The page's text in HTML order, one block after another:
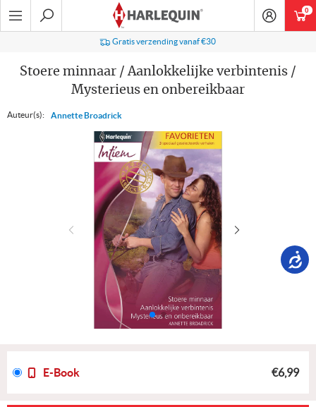
Ga
naar
Gratis verzending vanaf €30
Stoere minnaar / Aanlokkelijke verbintenis /
Mysterieus en onbereikbaar
Auteur(s): Annette Broadrick
E-Book €6,99
0